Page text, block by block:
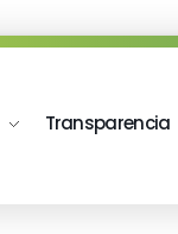
Transparencia